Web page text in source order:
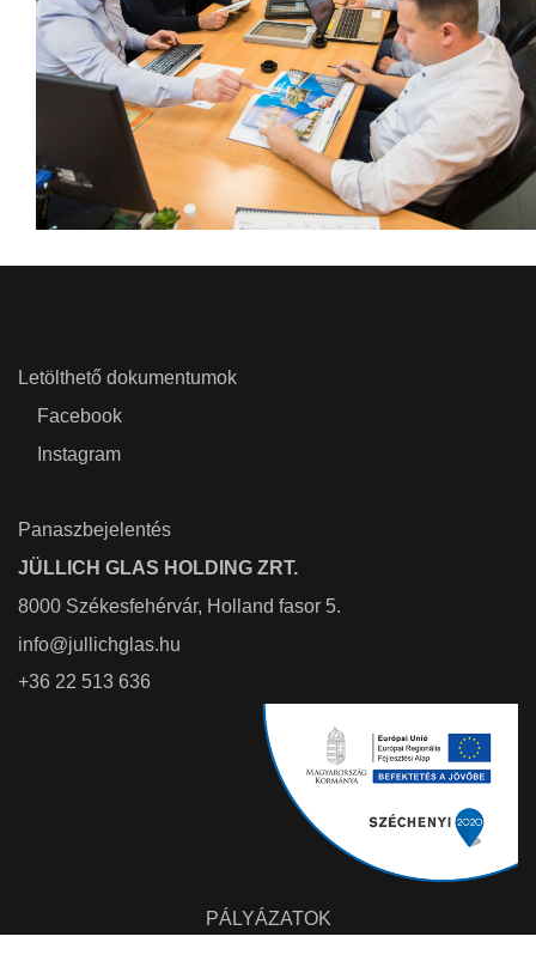
Letölthető dokumentumok
Facebook
Instagram
Panaszbejelentés
JÜLLICH GLAS HOLDING ZRT.
8000 Székesfehérvár, Holland fasor 5.
info@jullichglas.hu
+36 22 513 636
PÁLYÁZATOK